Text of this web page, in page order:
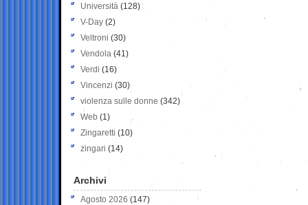
Università (128)
V-Day (2)
Veltroni (30)
Vendola (41)
Verdi (16)
Vincenzi (30)
violenza sulle donne (342)
Web (1)
Zingaretti (10)
zingari (14)
Archivi
Agosto 2026 (147)